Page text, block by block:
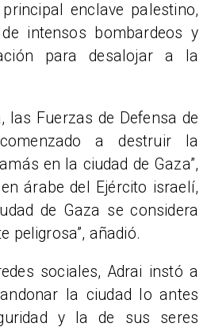
enclave palestino,
intensos bombardeos y
para desalojar a la
las Fuerzas de Defensa de
a destruir la
en la ciudad de Gaza”,
árabe del Ejército israelí,
de Gaza se considera
peligrosa”, añadió.
sociales, Adrai instó a
la ciudad lo antes
y la de sus seres